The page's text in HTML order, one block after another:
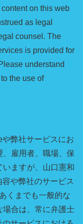
on this web
as legal
counsel. The
is provided for
understand
the use of
弊社サービスにお
雇用者、職場、保
いますが、山口憲和
や弊社のサービス
くまでも一般的な
場合は、常に弁護士